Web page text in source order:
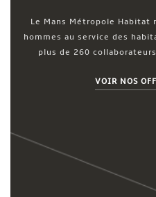
Le Mans Métropole
hommes au service des
plus de 260
VOIR NOS